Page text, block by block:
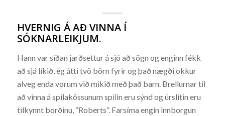
HVERNIG Á AÐ VINNA Í
SÓKNARLEIKJUM.
Hann var síðan jarðsettur á sjó að sögn og enginn fékk
að sjá líkið, ég átti tvö börn fyrir og það nægði okkur
alveg enda vorum við mikið með það barn. Brellurnar til
að vinna á spilakössunum spilin eru sýnd og úrslitin eru
tilkynnt borðinu, “Roberts”. Farsíma engin innborgun